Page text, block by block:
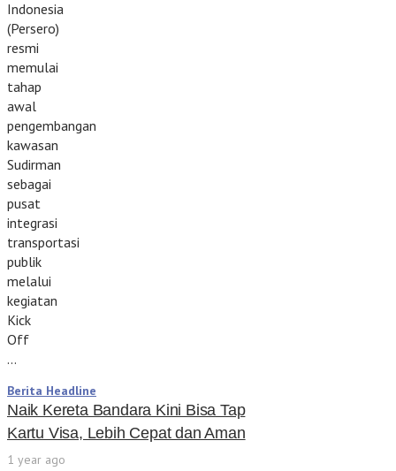
Indonesia
(Persero)
resmi
memulai
tahap
awal
pengembangan
kawasan
Sudirman
sebagai
pusat
integrasi
transportasi
publik
melalui
kegiatan
Kick
Off
…
Berita Headline
Naik Kereta Bandara Kini Bisa Tap
Kartu Visa, Lebih Cepat dan Aman
1 year ago